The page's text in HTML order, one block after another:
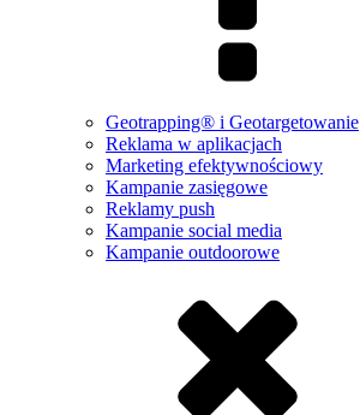
Geotrapping® i Geotargetowanie
Reklama w aplikacjach
Marketing efektywnościowy
Kampanie zasięgowe
Reklamy push
Kampanie social media
Kampanie outdoorowe